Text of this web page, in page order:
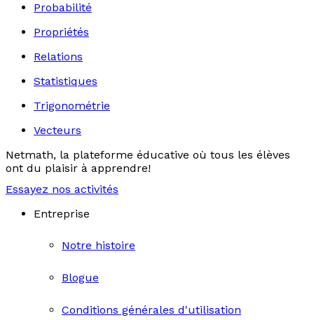
Probabilité
Propriétés
Relations
Statistiques
Trigonométrie
Vecteurs
Netmath, la plateforme éducative où tous les élèves
ont du plaisir à apprendre!
Essayez nos activités
Entreprise
Notre histoire
Blogue
Conditions générales d'utilisation